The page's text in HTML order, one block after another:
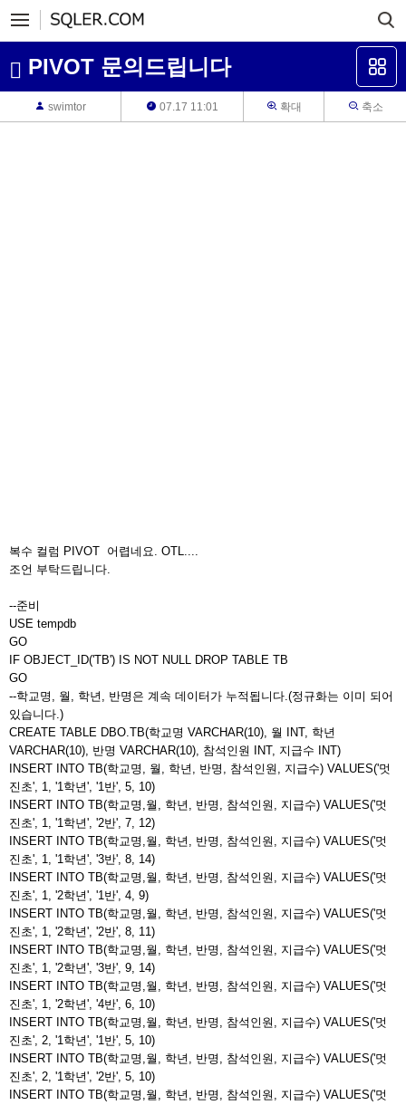
PIVOT 문의드립니다
swimtor 07.17 11:01 확대 축소
복수 컬럼 PIVOT 어렵네요. OTL....
조언 부탁드립니다.
--준비
USE tempdb
GO
IF OBJECT_ID('TB') IS NOT NULL DROP TABLE TB
GO
--학교명, 월, 학년, 반명은 계속 데이터가 누적됩니다.(정규화는 이미 되어
있습니다.)
CREATE TABLE DBO.TB(학교명 VARCHAR(10), 월 INT, 학년
VARCHAR(10), 반명 VARCHAR(10), 참석인원 INT, 지급수 INT)
INSERT INTO TB(학교명, 월, 학년, 반명, 참석인원, 지급수) VALUES('멋
진초', 1, '1학년', '1반', 5, 10)
INSERT INTO TB(학교명,월, 학년, 반명, 참석인원, 지급수) VALUES('멋
진초', 1, '1학년', '2반', 7, 12)
INSERT INTO TB(학교명,월, 학년, 반명, 참석인원, 지급수) VALUES('멋
진초', 1, '1학년', '3반', 8, 14)
INSERT INTO TB(학교명,월, 학년, 반명, 참석인원, 지급수) VALUES('멋
진초', 1, '2학년', '1반', 4, 9)
INSERT INTO TB(학교명,월, 학년, 반명, 참석인원, 지급수) VALUES('멋
진초', 1, '2학년', '2반', 8, 11)
INSERT INTO TB(학교명,월, 학년, 반명, 참석인원, 지급수) VALUES('멋
진초', 1, '2학년', '3반', 9, 14)
INSERT INTO TB(학교명,월, 학년, 반명, 참석인원, 지급수) VALUES('멋
진초', 1, '2학년', '4반', 6, 10)
INSERT INTO TB(학교명,월, 학년, 반명, 참석인원, 지급수) VALUES('멋
진초', 2, '1학년', '1반', 5, 10)
INSERT INTO TB(학교명,월, 학년, 반명, 참석인원, 지급수) VALUES('멋
진초', 2, '1학년', '2반', 5, 10)
INSERT INTO TB(학교명,월, 학년, 반명, 참석인원, 지급수) VALUES('멋